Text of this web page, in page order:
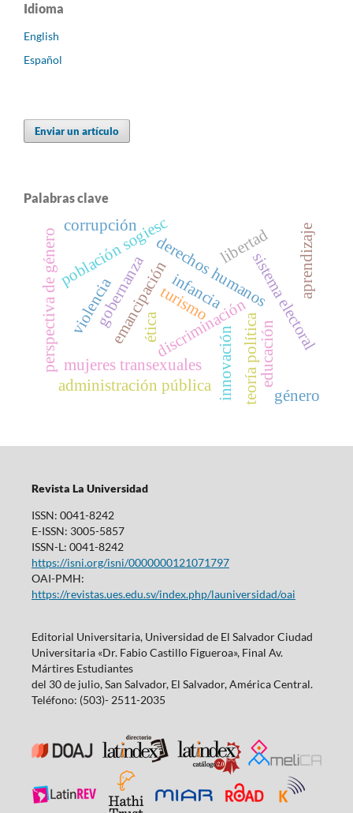
Idioma
English
Español
Enviar un artículo
Palabras clave
derechos humanos
discriminación
mujeres transexuales
población sogiesc sistema electoral
gobernanza
innovación
turismo
perspectiva de género emancipación
libertad
teoría política
violencia infancia
administración pública
corrupción
ética
aprendizaje
educación
género
Revista La Universidad
ISSN: 0041-8242
E-ISSN: 3005-5857
ISSN-L: 0041-8242
https://isni.org/isni/0000000121071797
OAI-PMH:
https://revistas.ues.edu.sv/index.php/launiversidad/oai
Editorial Universitaria, Universidad de El Salvador Ciudad
Universitaria «Dr. Fabio Castillo Figueroa», Final Av.
Mártires Estudiantes
del 30 de julio, San Salvador, El Salvador, América Central.
Teléfono: (503)- 2511-2035